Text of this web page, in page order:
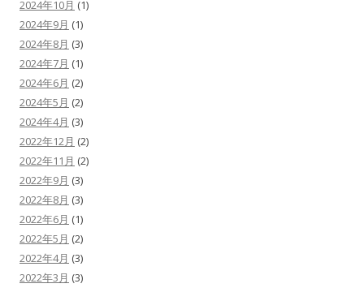
2024年10月 (1)
2024年9月 (1)
2024年8月 (3)
2024年7月 (1)
2024年6月 (2)
2024年5月 (2)
2024年4月 (3)
2022年12月 (2)
2022年11月 (2)
2022年9月 (3)
2022年8月 (3)
2022年6月 (1)
2022年5月 (2)
2022年4月 (3)
2022年3月 (3)